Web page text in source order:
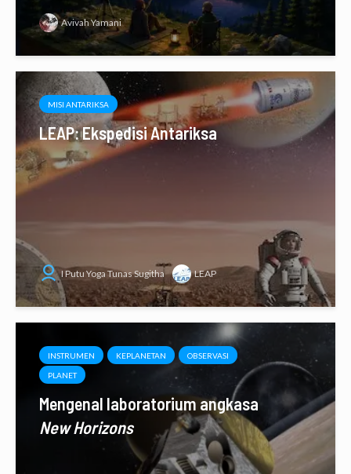
Avivah Yamani
MISI ANTARIKSA
LEAP: Ekspedisi Antariksa
I Putu Yoga Tunas Sugitha LEAP
INSTRUMEN KEPLANETAN OBSERVASI
PLANET
Mengenal laboratorium angkasa
New Horizons